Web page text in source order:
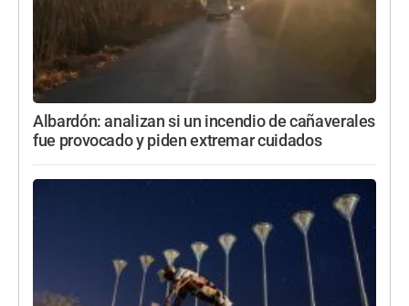
Albardón: analizan si un incendio de cañaverales
fue provocado y piden extremar cuidados